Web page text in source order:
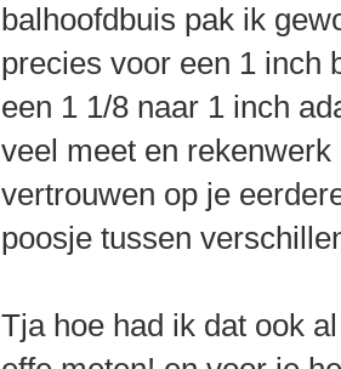
balhoofdbuis pak ik
precies voor een 1 inch
een 1 1/8 naar 1 inch
veel meet en
vertrouwen op je
poosje tussen
Tja hoe had ik dat ook